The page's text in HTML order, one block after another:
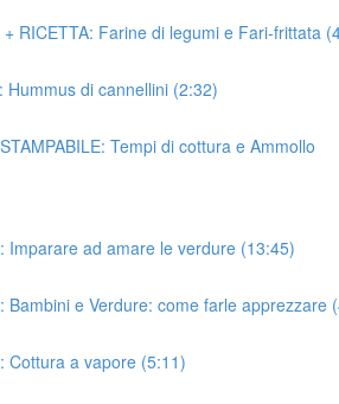
+ RICETTA: Farine di legumi e Fari-frittata
Hummus di cannellini (2:32)
Tempi di cottura e Ammollo
Imparare ad amare le verdure (13:45)
Bambini e Verdure: come farle apprezzare
Cottura a vapore (5:11)